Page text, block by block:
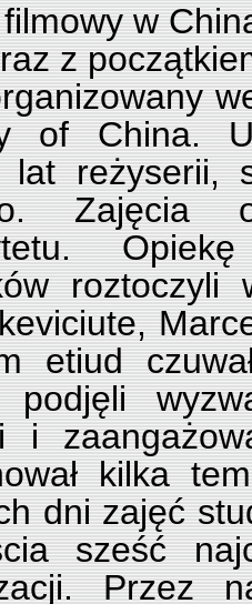
w
z
of China.
lat reżyserii,
Zajęcia
roztoczyli
etiud
podjęli
i
kilka
dni zajęć
sześć
Przez